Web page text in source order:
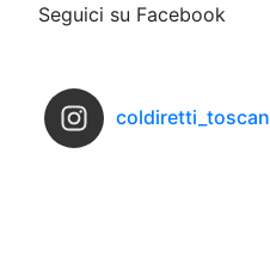
Seguici su Facebook